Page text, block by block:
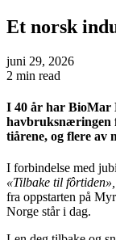
Et norsk
juni 29, 2026
2 min read
I 40 år har BioMar
havbruksnæringen
tiårene, og flere av
I forbindelse med
«Tilbake til fôrtiden»,
fra oppstarten på
Norge står i dag.